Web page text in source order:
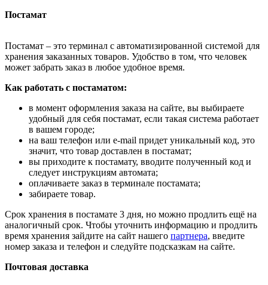
Постамат
Постамат – это терминал с автоматизированной системой для
хранения заказанных товаров. Удобство в том, что человек
может забрать заказ в любое удобное время.
Как работать с постаматом:
в момент оформления заказа на сайте, вы выбираете
удобный для себя постамат, если такая система работает
в вашем городе;
на ваш телефон или e-mail придет уникальный код, это
значит, что товар доставлен в постамат;
вы приходите к постамату, вводите полученный код и
следует инструкциям автомата;
оплачиваете заказ в терминале постамата;
забираете товар.
Срок хранения в постамате 3 дня, но можно продлить ещё на
аналогичный срок. Чтобы уточнить информацию и продлить
время хранения зайдите на сайт нашего партнера, введите
номер заказа и телефон и следуйте подсказкам на сайте.
Почтовая доставка